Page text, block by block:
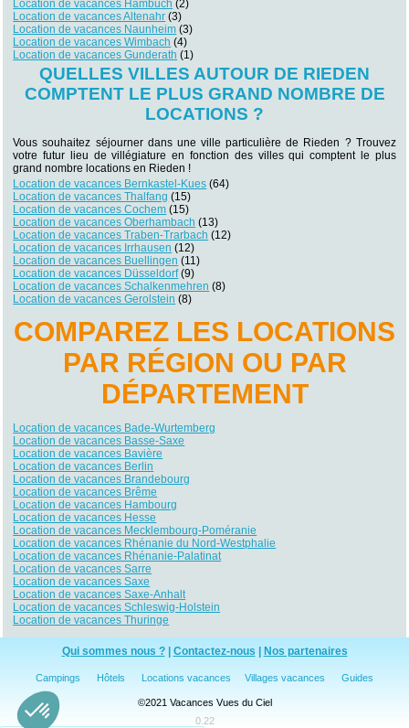
Location de vacances Hambuch (2)
Location de vacances Altenahr (3)
Location de vacances Naunheim (3)
Location de vacances Wimbach (4)
Location de vacances Gunderath (1)
QUELLES VILLES AUTOUR DE RIEDEN
COMPTENT LE PLUS GRAND NOMBRE DE
LOCATIONS ?
Vous souhaitez séjourner dans une ville particulière de Rieden ? Trouvez
votre futur lieu de villégiature en fonction des villes qui comptent le plus
grand nombre locations en Rieden !
Location de vacances Bernkastel-Kues (64)
Location de vacances Thalfang (15)
Location de vacances Cochem (15)
Location de vacances Oberhambach (13)
Location de vacances Traben-Trarbach (12)
Location de vacances Irrhausen (12)
Location de vacances Buellingen (11)
Location de vacances Düsseldorf(9)
Location de vacances Schalkenmehren (8)
Location de vacances Gerolstein (8)
COMPAREZ LES LOCATIONS
PAR RÉGION OU PAR
DÉPARTEMENT
Location de vacances Bade-Wurtemberg
Location de vacances Basse-Saxe
Location de vacances Bavière
Location de vacances Berlin
Location de vacances Brandebourg
Location de vacances Brême
Location de vacances Hambourg
Location de vacances Hesse
Location de vacances Mecklembourg-Poméranie
Location de vacances Rhénanie du Nord-Westphalie
Location de vacances Rhénanie-Palatinat
Location de vacances Sarre
Location de vacances Saxe
Location de vacances Saxe-Anhalt
Location de vacances Schleswig-Holstein
Location de vacances Thuringe
Qui sommes nous ?| Contactez-nous Nos partenaires
Campings Hôtels Locations vacances Villages vacances Guides
©2021 Vacances Vues du Ciel
0.22